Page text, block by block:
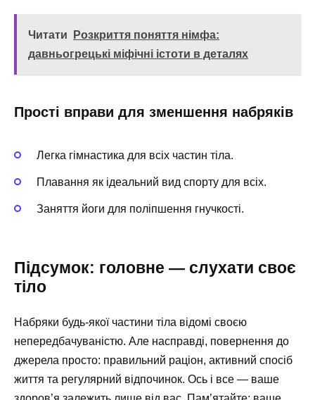
Читати
Розкриття поняття німфа:
давньогрецькі міфічні істоти в деталях
Прості вправи для зменшення набряків
Легка гімнастика для всіх частин тіла.
Плавання як ідеальний вид спорту для всіх.
Заняття йоги для поліпшення гнучкості.
Підсумок: головне — слухати своє
тіло
Набряки будь-якої частини тіла відомі своєю
непередбачуваністю. Але насправді, повернення до
джерела просто: правильний раціон, активний спосіб
життя та регулярний відпочинок. Ось і все — ваше